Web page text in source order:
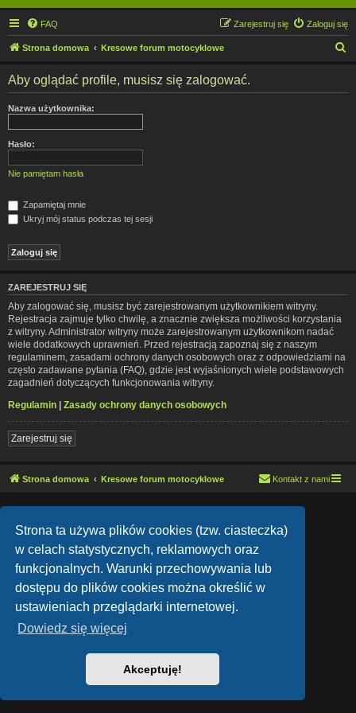
Strona ta używa plików cookies (tzw. ciasteczka)
w celach statystycznych, reklamowych oraz
funkcjonalnych. Warunki przechowywania lub
dostępu do plików cookies można określić w
ustawieniach przeglądarki internetowej.
Dowiedz się więcej
Akceptuję!
FAQ Zaloguj się
Zarejestruj się
Strona domowa Kresowe forum motocyklowe
Aby oglądać profile, musisz się zalogować.
Nazwa użytkownika:
Hasło:
Nie pamiętam hasła
Zapamiętaj mnie
Ukryj mój status podczas tej sesji
ZAREJESTRUJ SIĘ
Aby zalogować się, musisz być zarejestrowanym użytkownikiem witryny.
Rejestracja zajmuje tylko chwilę, a znacznie zwiększa możliwości korzystania
z witryny. Administrator witryny może zarejestrowanym użytkownikom nadać
wiele dodatkowych uprawnień. Przed rejestracją zapoznaj się z naszym
regulaminem, zasadami ochrony danych osobowych oraz z odpowiedziami na
często zadawane pytania (FAQ), gdzie jest wyjaśnionych wiele podstawowych
zagadnień dotyczących funkcjonowania witryny.
Regulamin | Zasady ochrony danych osobowych
Zarejestruj się
Strona domowa Kresowe forum motocyklowe Kontakt z nami
Style Version: 1.1.9
Polski pakiet językowy dostarczaphpBB.pl
Zasady ochrony danych osobowych|Regulamin